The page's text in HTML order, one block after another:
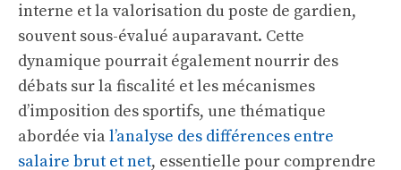
interne et la valorisation du poste de gardien,
souvent sous-évalué auparavant. Cette
dynamique pourrait également nourrir des
débats sur la fiscalité et les mécanismes
d’imposition des sportifs, une thématique
abordée vial’analyse des différences entre
salaire brut et net, essentielle pour comprendre